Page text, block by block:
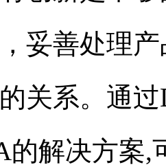
妥善处理
关系。通过
的解决方案,